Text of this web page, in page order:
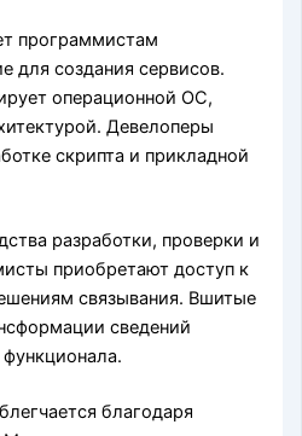
программистам
для создания сервисов.
операционной ОС,
Девелоперы
скрипта и прикладной
разработки, проверки и
приобретают доступ к
связывания. Вшитые
сведений
благодаря